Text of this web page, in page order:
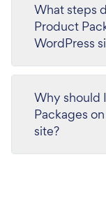
What steps
Product
WordPress
Why should
Packages
site?